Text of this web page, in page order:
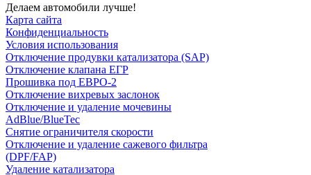
Делаем автомобили лучше!
Карта сайта
Конфиденциальность
Условия использования
Отключение продувки катализатора (SAP)
Отключение клапана ЕГР
Прошивка под ЕВРО-2
Отключение вихревых заслонок
Отключение и удаление мочевины
AdBlue/BlueTec
Снятие ограничителя скорости
Отключение и удаление сажевого фильтра
(DPF/FAP)
Удаление катализатора